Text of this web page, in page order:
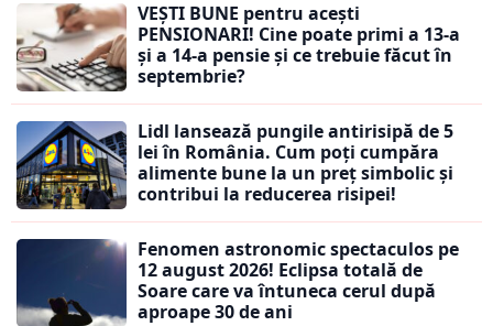
VEȘTI BUNE pentru acești
PENSIONARI! Cine poate primi a 13-a
și a 14-a pensie și ce trebuie făcut în
septembrie?
Lidl lansează pungile antirisipă de 5
lei în România. Cum poți cumpăra
alimente bune la un preț simbolic și
contribui la reducerea risipei!
Fenomen astronomic spectaculos pe
12 august 2026! Eclipsa totală de
Soare care va întuneca cerul după
aproape 30 de ani